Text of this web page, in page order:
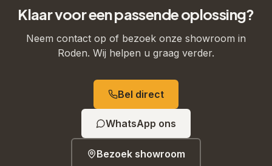
Klaar voor een passende oplossing?
Neem contact op of bezoek onze showroom in
Roden. Wij helpen u graag verder.
Bel direct
WhatsApp ons
Bezoek showroom